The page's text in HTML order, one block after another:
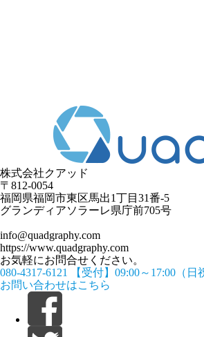
株式会社クアッド
〒812-0054
​福岡県福岡市東区馬出1丁目31番-5
グランディアソラーレ県庁前705号
info@quadgraphy.com
https://www.quadgraphy.com
お気軽にお問合せください。
080-4317-6121
【受付】09:00～17:00（日
お問い合わせはこちら